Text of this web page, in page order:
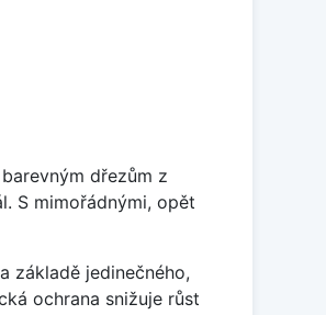
dřezům z
S mimořádnými, opět
základě jedinečného,
ochrana snižuje růst